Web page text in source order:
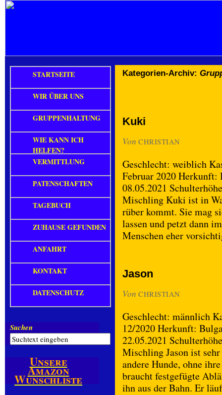
Kategorien-Archiv:
Kuki
Von CHRISTIAN
Geschlecht: weiblich
Februar 2020
08.05.2021
Mischling Kuki ist in
rüber kommt. Sie mag
lassen und petzt dann
Menschen eher
Jason
Von CHRISTIAN
Geschlecht: männlich
12/2020 Herkunft:
22.05.2021
Mischling Jason ist
andere Hunde, ohne
braucht festgefügte
ihn aus der Bahn. Er
STARTSEITE
WIR ÜBER UNS
GRUPPENHALTUNG
WIE KANN ICH
HELFEN?
VERMITTLUNG
PATENSCHAFTEN
TAGEBUCH
ZUHAUSE GEFUNDEN
ANFAHRT
KONTAKT
DATENSCHUTZ
Suchen
Unsere
Amazon
Wunschliste